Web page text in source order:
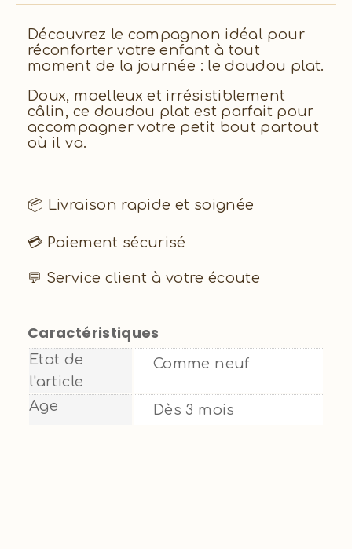
Découvrez le compagnon idéal pour
réconforter votre enfant à tout
moment de la journée : le doudou plat.
Doux, moelleux et irrésistiblement
câlin, ce doudou plat est parfait pour
accompagner votre petit bout partout
où il va.
📦 Livraison rapide et soignée
💳 Paiement sécurisé
💬 Service client à votre écoute
Caractéristiques
Etat de
l'article
Comme neuf
Age Dès 3 mois